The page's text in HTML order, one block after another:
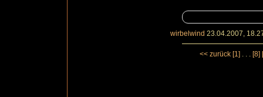
wirbelwind 23.04.2007,
<< zurück [1] . . . [8]